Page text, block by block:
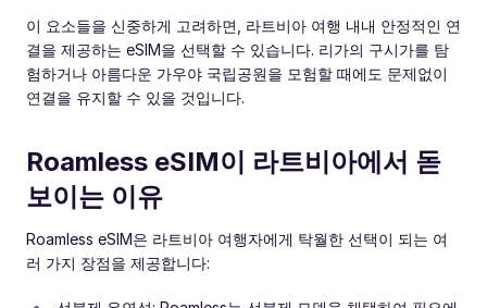
이 요소들을 신중하게 고려하면, 라트비아 여행 내내 안정적인 연
결을 제공하는 eSIM을 선택할 수 있습니다. 리가의 구시가를 탐
험하거나 아름다운 가우야 국립공원을 모험할 때에도 문제없이
연결을 유지할 수 있을 것입니다.
Roamless eSIM이 라트비아에서 돋
보이는 이유
Roamless eSIM은 라트비아 여행자에게 탁월한 선택이 되는 여
러 가지 장점을 제공합니다: